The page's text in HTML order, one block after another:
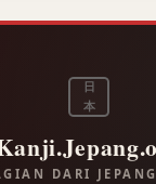
日
本
DARI